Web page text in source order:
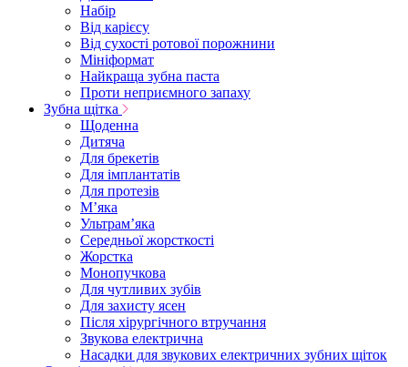
Набір
Від карієсу
Від сухості ротової порожнини
Мініформат
Найкраща зубна паста
Проти неприємного запаху
Зубна щітка
Щоденна
Дитяча
Для брекетів
Для імплантатів
Для протезів
Мʼяка
Ультрамʼяка
Середньої жорсткості
Жорстка
Монопучкова
Для чутливих зубів
Для захисту ясен
Після хірургічного втручання
Звукова електрична
Насадки для звукових електричних зубних щіток